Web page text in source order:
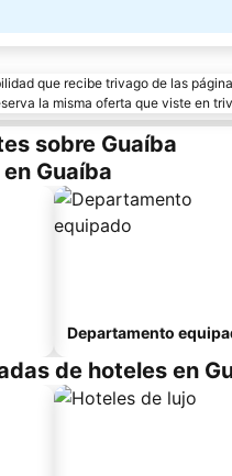
que recibe trivago de las
la misma oferta que viste en
sobre Guaíba
Guaíba
Departamento
de hoteles en